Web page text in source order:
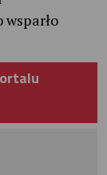
wsparło